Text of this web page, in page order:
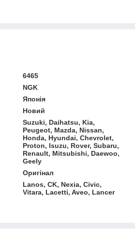
6465
NGK
Японія
Новий
Suzuki, Daihatsu, Kia,
Peugeot, Mazda, Nissan,
Honda, Hyundai, Chevrolet,
Proton, Isuzu, Rover, Subaru,
Renault, Mitsubishi, Daewoo,
Geely
Оригінал
Lanos, CK, Nexia, Civic,
Vitara, Lacetti, Aveo, Lancer